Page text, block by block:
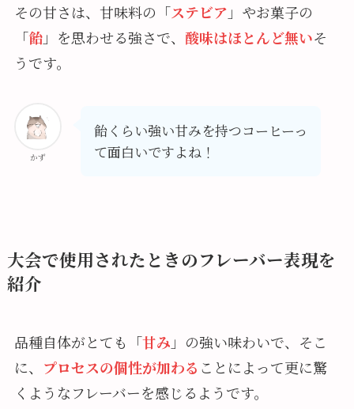
その甘さは、甘味料の「ステビア 」やお菓子の
「飴」を思わせる強さで、 酸味はほとんど無いそ
うです。
かず
飴くらい強い甘みを持つコーヒーっ
て面白いですよね！
大会で使用されたときのフレーバー表現を
紹介
品種自体がとても「甘み 」の強い味わいで、そこ
に、 プロセスの個性が加わる ことによって更に驚
くようなフレーバーを感じるようです。